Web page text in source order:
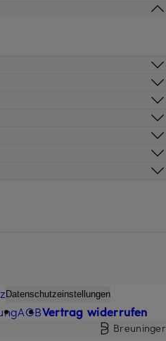
Datenschutzeinstellungen
AGBVertrag widerrufen
Breuninger